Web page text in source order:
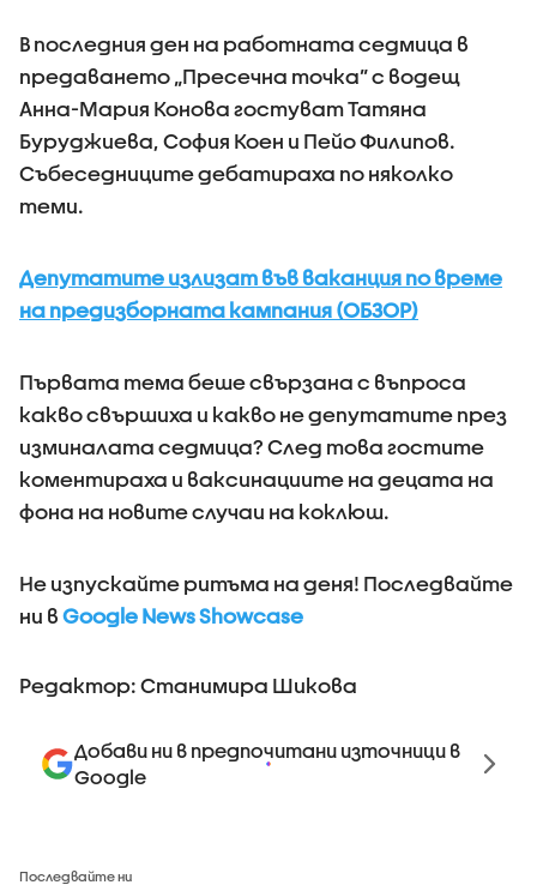
В последния ден на работната седмица в
предаването „Пресечна точка” с водещ
Анна-Мария Конова гостуват Татяна
Буруджиева, София Коен и Пейо Филипов.
Събеседниците дебатираха по няколко
теми.
Депутатите излизат във ваканция по време
на предизборната кампания (ОБЗОР)
Първата тема беше свързана с въпроса
какво свършиха и какво не депутатите през
изминалата седмица? След това гостите
коментираха и ваксинациите на децата на
фона на новите случаи на коклюш.
Не изпускайте ритъма на деня! Последвайте
ни в Google News Showcase
Редактор: Станимира Шикова
Добави ни в предпочитани източници в
Google
Последвайте ни